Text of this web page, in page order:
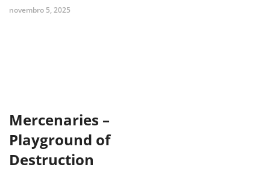
novembro 5, 2025
Mercenaries –
Playground of
Destruction